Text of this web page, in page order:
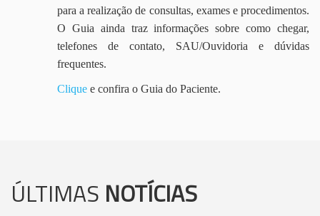
para a realização de consultas, exames e procedimentos.
O Guia ainda traz informações sobre como chegar,
telefones de contato, SAU/Ouvidoria e dúvidas
frequentes.
Clique e confira o Guia do Paciente.
ÚLTIMAS NOTÍCIAS